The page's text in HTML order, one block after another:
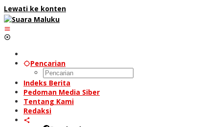
Lewati ke konten
Pencarian
Indeks Berita
Pedoman Media Siber
Tentang Kami
Redaksi